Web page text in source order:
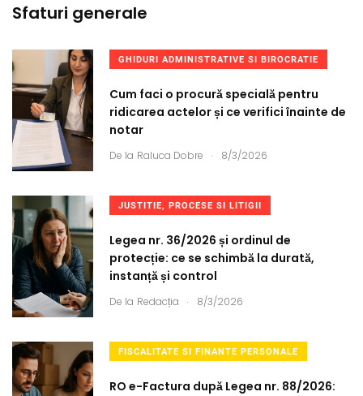
Sfaturi generale
GHIDURI ADMINISTRATIVE SI BIROCRATIE
Cum faci o procură specială pentru
ridicarea actelor și ce verifici înainte de
notar
De la Raluca Dobre . 8/3/2026
JUSTITIE, PROCESE SI LITIGII
Legea nr. 36/2026 și ordinul de
protecție: ce se schimbă la durată,
instanță și control
De la Redacția . 8/3/2026
FISCALITATE SI FINANTE PERSONALE
RO e-Factura după Legea nr. 88/2026: